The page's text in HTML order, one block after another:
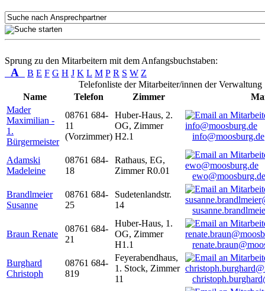
Sprung zu den Mitarbeitern mit dem Anfangsbuchstaben:
A B E F G H J K L M P R S W Z
Telefonliste der Mitarbeiter/innen der Verwaltung
Name
Telefon Zimmer
Mader
Maximilian -
1.
Bürgermeister
08761 684-
11
(Vorzimmer)
Huber-Haus, 2.
OG, Zimmer
H2.1
info@moosburg.de
Adamski
Madeleine
08761 684-
18
Rathaus, EG,
Zimmer R0.01
ewo@moosburg.de
Brandlmeier
Susanne
08761 684-
25
Sudetenlandstr.
14
Braun Renate
08761 684-
21
Huber-Haus, 1.
OG, Zimmer
H1.1
Burghard
Christoph
08761 684-
819
Feyerabendhaus,
1. Stock, Zimmer
11